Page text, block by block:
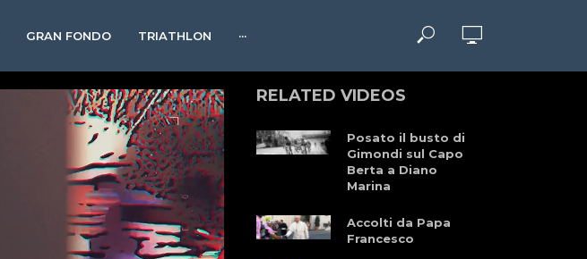
GRAN FONDO TRIATHLON ···
RELATED VIDEOS
Posato il busto di
Gimondi sul Capo
Berta a Diano
Marina
Accolti da Papa
Francesco